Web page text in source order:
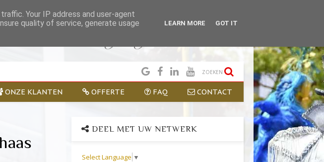
ZOEKEN
ONZE KLANTEN OFFERTE FAQ CONTACT
DEEL MET UW NETWERK
Select Language ▼
Your IP address and user-agent
quality of service, generate usage
LEARN MORE GOT IT